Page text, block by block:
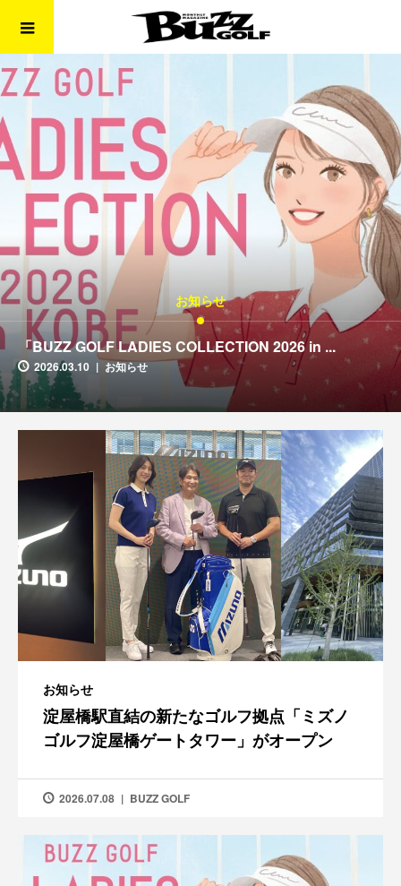
お知らせ
「BUZZ GOLF LADIES COLLECTION 2026 in ...
2026.03.10 お知らせ
お知らせ
淀屋橋駅直結の新たなゴルフ拠点「ミズノ
ゴルフ淀屋橋ゲートタワー」がオープン
2026.07.08 BUZZ GOLF